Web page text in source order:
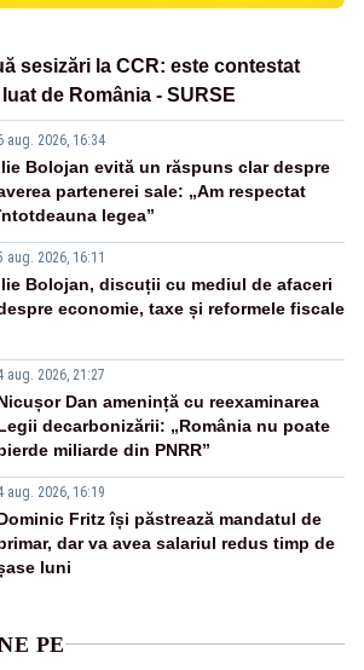
sesizări la CCR: este contestat
de România - SURSE
aug. 2026, 16:34
Bolojan evită un răspuns clar despre
partenerei sale: „Am respectat
legea”
aug. 2026, 16:11
Bolojan, discuții cu mediul de afaceri
economie, taxe și reformele fiscale
aug. 2026, 21:27
Dan amenință cu reexaminarea
decarbonizării: „România nu poate
miliarde din PNRR”
aug. 2026, 16:19
Fritz își păstrează mandatul de
dar va avea salariul redus timp de
luni
PE